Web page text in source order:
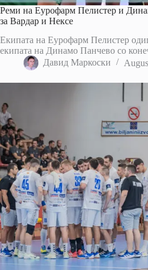
Реми на Еурофарм Пелистер и
за Вардар и Нексе
Екипата на Еурофарм Пелистер
екипата на Динамо Панчево со
Давид Маркоски